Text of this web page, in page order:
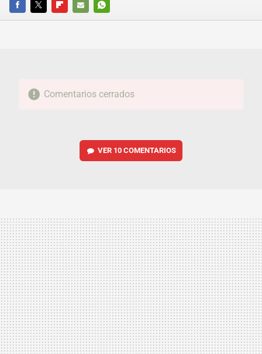
FACEBOOKTWITTERFLIPBOARD
E-
WHATSAPP
Comentarios cerrados
VER 10 COMENTARIOS